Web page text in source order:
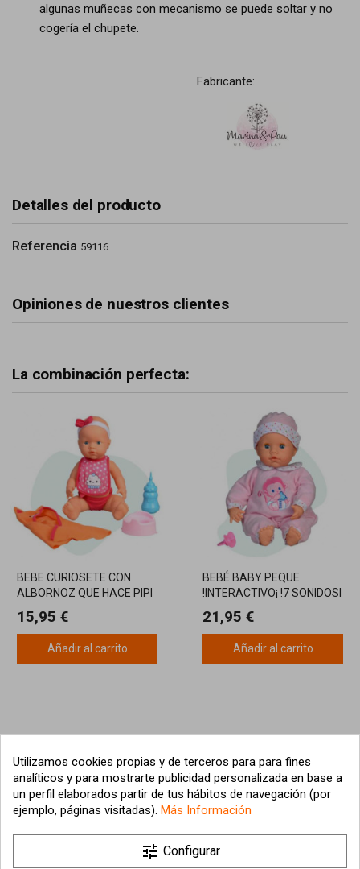
algunas muñecas con mecanismo se puede soltar y no
cogería el chupete.
Fabricante:
Detalles del producto
Referencia 59116
Opiniones de nuestros clientes
La combinación perfecta:
BEBE CURIOSETE CON
ALBORNOZ QUE HACE PIPI
15,95 €
Añadir al carrito
BEBÉ BABY PEQUE
!INTERACTIVO¡ !7 SONIDOSI
21,95 €
Añadir al carrito
Utilizamos cookies propias y de terceros para para fines
analíticos y para mostrarte publicidad personalizada en base a
un perfil elaborados partir de tus hábitos de navegación (por
ejemplo, páginas visitadas). Más Información
tune Configurar